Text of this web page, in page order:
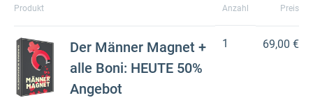
Produkt Anzahl Preis
Der Männer Magnet +
alle Boni: HEUTE 50%
Angebot
1 69,00 €